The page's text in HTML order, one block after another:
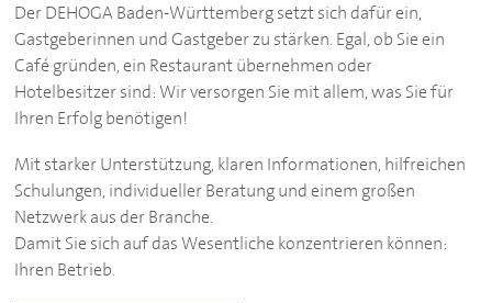
DerDEHOGABaden-Württemberg setzt sich dafür ein,
Gastgeberinnen und Gastgeber zu stärken. Egal, ob Sie ein
Café gründen, ein Restaurant übernehmen oder
Hotelbesitzer sind: Wir versorgen Sie mit allem, was Sie für
Ihren Erfolg benötigen!
Mit starker Unterstützung, klaren Informationen, hilfreichen
Schulungen, individueller Beratung und einem großen
Netzwerk aus der Branche.
Damit Sie sich auf das Wesentliche konzentrieren können:
Ihren Betrieb.